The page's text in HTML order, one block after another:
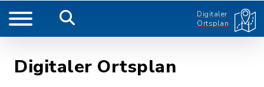
Digitaler
Ortsplan
Digitaler Ortsplan